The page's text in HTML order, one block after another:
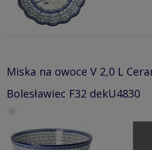
Miska na owoce V 2,0 L
Bolesławiec F32 dekU4830